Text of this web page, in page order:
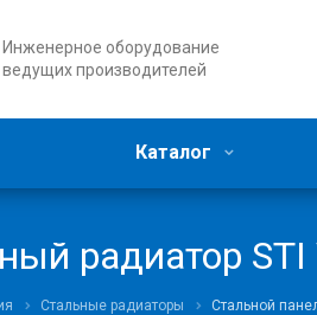
Инженерное оборудование
ведущих производителей
Каталог
радиатор
Стальные радиаторы Стальной